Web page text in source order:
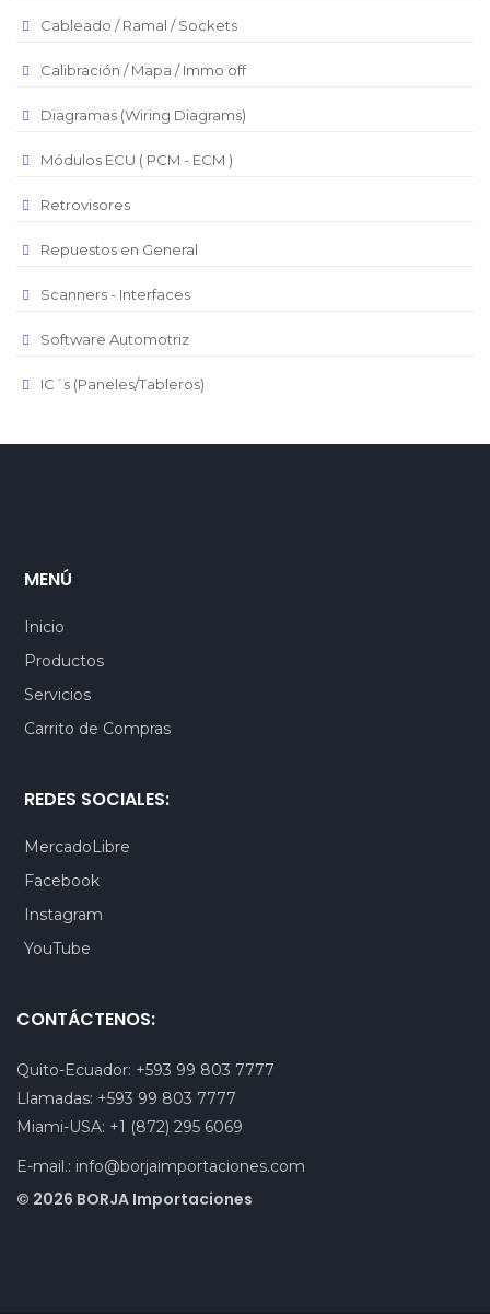
Euro
Real Brasilero
Cableado / Ramal / Sockets
Calibración / Mapa / Immo off
Diagramas (Wiring Diagrams)
Módulos ECU ( PCM - ECM )
Retrovisores
Repuestos en General
Scanners - Interfaces
Software Automotriz
IC´s (Paneles/Tableros)
MENÚ
Inicio
Productos
Servicios
Carrito de Compras
REDES SOCIALES:
MercadoLibre
Facebook
Instagram
YouTube
CONTÁCTENOS:
Quito-Ecuador: +593 99 803 7777
Llamadas: +593 99 803 7777
Miami-USA: +1 (872) 295 6069
E-mail.: info@borjaimportaciones.com
© 2026 BORJA Importaciones